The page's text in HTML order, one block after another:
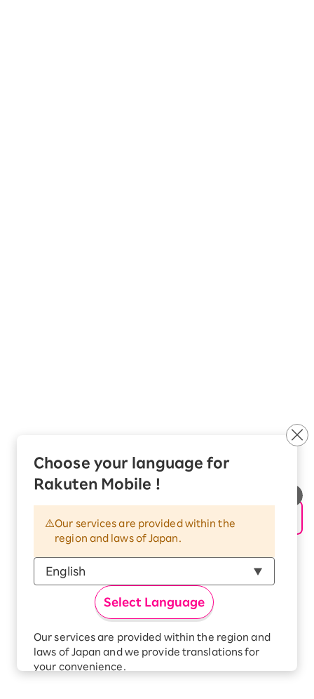
Choose your language for
Rakuten Mobile !
Our services are provided within the
region and laws of Japan.
Select Language
Our services are provided within the region and
laws of Japan and we provide translations for
your convenience.